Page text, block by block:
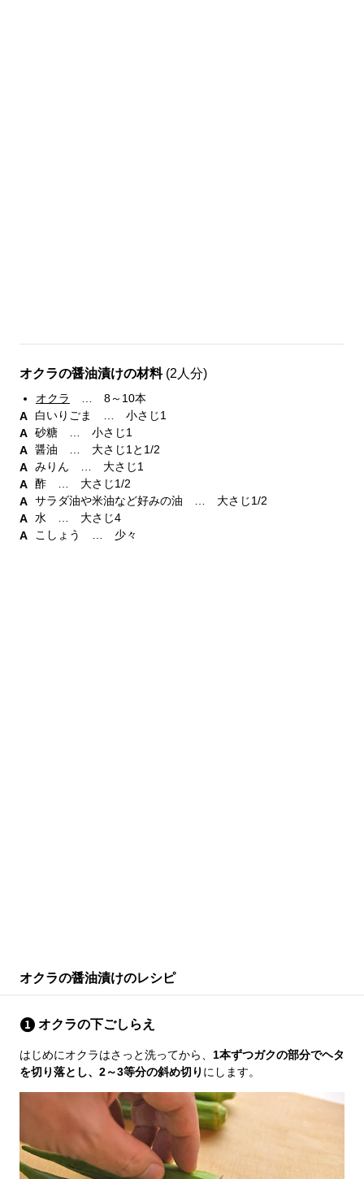
オクラの醤油漬けの材料 (2人分)
オクラ
… 8～10本
白いりごま … 小さじ1
砂糖 … 小さじ1
醤油 … 大さじ1と1/2
みりん … 大さじ1
酢 … 大さじ1/2
サラダ油や米油など好みの油 … 大さじ1/2
水 … 大さじ4
こしょう … 少々
オクラの醤油漬けのレシピ
オクラの下ごしらえ
はじめにオクラはさっと洗ってから、 1本ずつガクの部分でヘタ
を切り落とし、2～3等分の斜め切り にします。